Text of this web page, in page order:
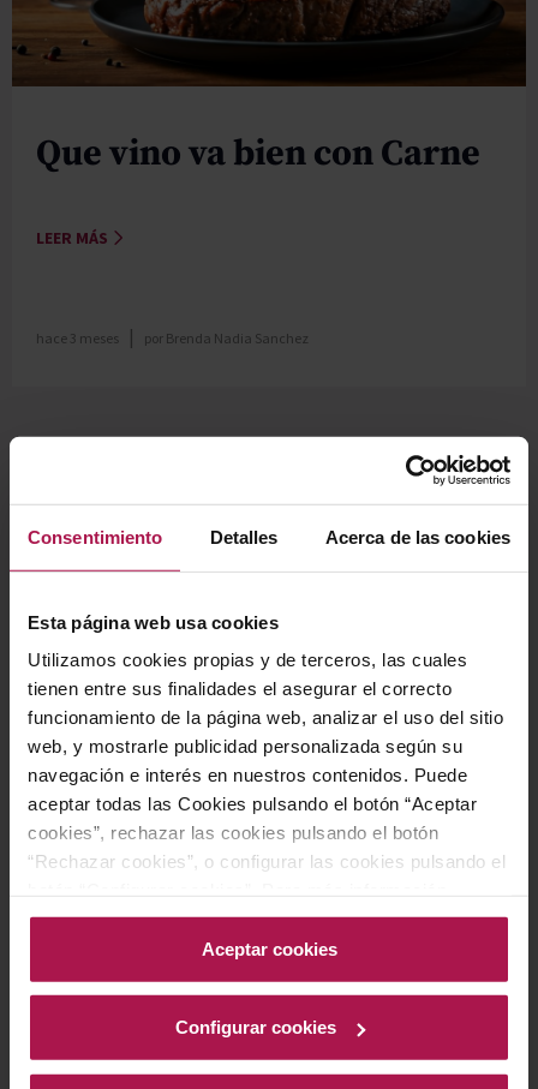
Consentimiento Detalles Acerca de las cookies
Esta página web usa cookies
Utilizamos cookies propias y de terceros, las cuales
tienen entre sus finalidades el asegurar el correcto
funcionamiento de la página web, analizar el uso del sitio
web, y mostrarle publicidad personalizada según su
navegación e interés en nuestros contenidos. Puede
aceptar todas las Cookies pulsando el botón “Aceptar
cookies”, rechazar las cookies pulsando el botón
“Rechazar cookies”, o configurar las cookies pulsando el
acceda a nuestra Política de Cookies.Para más
información acceda a nuestraPolítica de Cookies
Aceptar cookies
Configurar cookies
Que vino va bien con Carne
LEER MÁS
hace 3 meses | por Brenda Nadia Sanchez
Que vino va bien con Cerdo